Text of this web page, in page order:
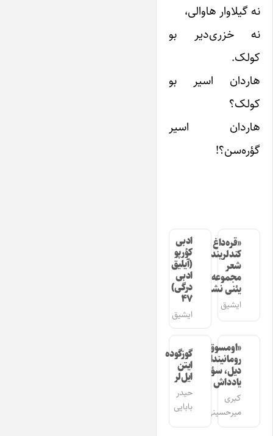
نه گیلاوار هاوا‌لی،
نه خزری‌دیر بو
کولک.
هاردان اسیر بو
کولک؟
هاردان اسیر
گؤره‌سن؟!
«قره‌داغ
کندلرینده»
شعر
مجموعه‌سینین
یئنی نشری
ایشیق
ادبی
کؤرپو
(آیلیق
ادبی
درگی)
۴۷
ایشیق
«اومسوق»
رومانیندا
دیل، سؤز،
یادداش
کبری
میرحسینی
گوزگوده
ایتن
ایل‌لر
حیدر
بابایی